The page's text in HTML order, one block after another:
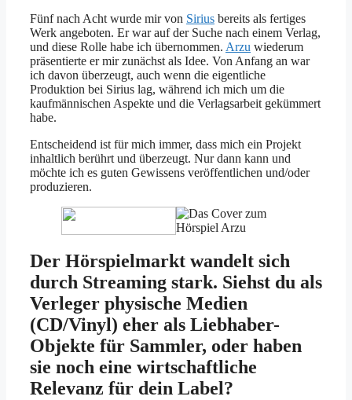
Fünf nach Acht wurde mir von Sirius bereits als fertiges
Werk angeboten. Er war auf der Suche nach einem Verlag,
und diese Rolle habe ich übernommen. Arzu wiederum
präsentierte er mir zunächst als Idee. Von Anfang an war
ich davon überzeugt, auch wenn die eigentliche
Produktion bei Sirius lag, während ich mich um die
kaufmännischen Aspekte und die Verlagsarbeit gekümmert
habe.
Entscheidend ist für mich immer, dass mich ein Projekt
inhaltlich berührt und überzeugt. Nur dann kann und
möchte ich es guten Gewissens veröffentlichen und/oder
produzieren.
Der Hörspielmarkt wandelt sich
durch Streaming stark. Siehst du als
Verleger physische Medien
(CD/Vinyl) eher als Liebhaber-
Objekte für Sammler, oder haben
sie noch eine wirtschaftliche
Relevanz für dein Label?